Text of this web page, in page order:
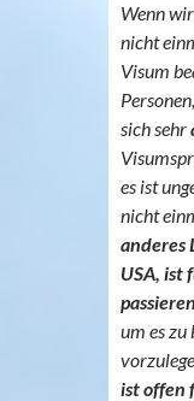
Wenn
nicht
Visum
sich sehr
es ist
nicht
anderes
USA, ist
um es
ist offen